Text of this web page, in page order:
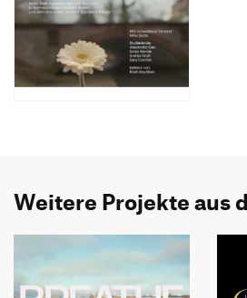
Weitere Projekte aus